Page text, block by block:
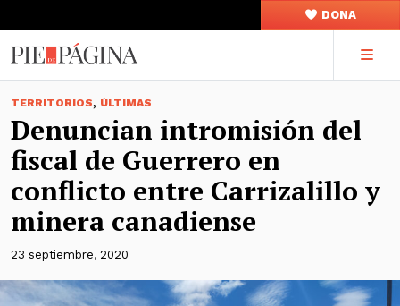
DONA
TERRITORIOS, ÚLTIMAS
Denuncian intromisión del
fiscal de Guerrero en
conflicto entre Carrizalillo y
minera canadiense
23 septiembre, 2020